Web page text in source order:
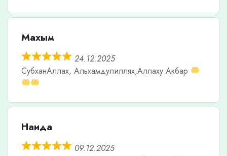
Махым
24.12.2025
СубханАллах, Альхамдулиллях,Аллаху Акбар
Наида
09.12.2025